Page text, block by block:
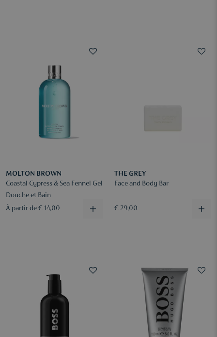
MOLTON BROWN
Coastal Cypress & Sea Fennel Gel
Douche et Bain
À partir de € 14,00
THE GREY
Face and Body Bar
€ 29,00